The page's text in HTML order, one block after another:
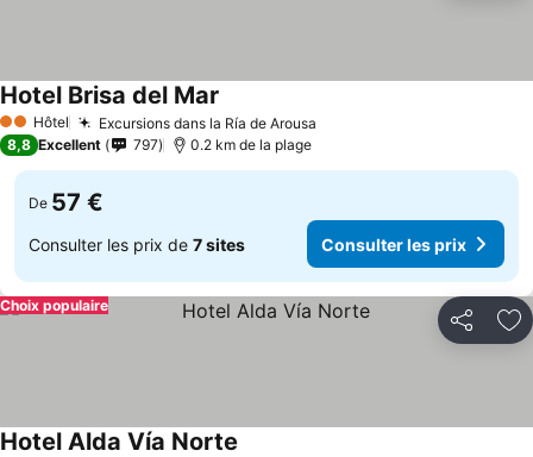
2 Étoiles
Hôtel Excursions dans la Ría de Arousa
Hotel Brisa del Mar
8,8 Excellent 797 0.2 km de la plage
De 57 €
Consulter les prix de 7 sites Consulter les prix
Partager
Choix populaire
Hotel Alda Vía Norte